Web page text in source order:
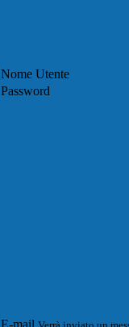
Nome Utente
Password